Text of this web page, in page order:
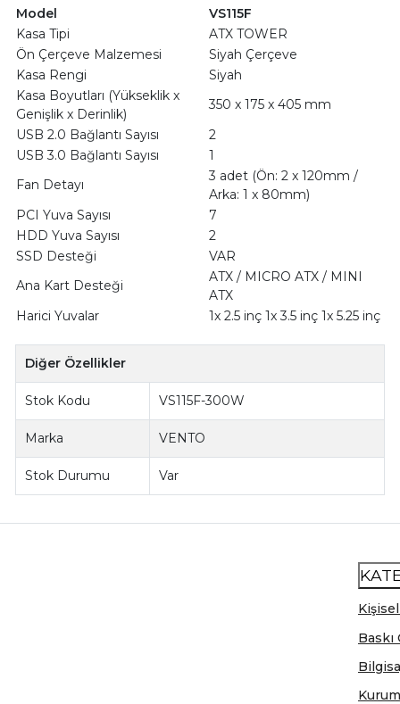
Model
VS115F
Kasa Tipi
ATX TOWER
Ön Çerçeve Malzemesi
Siyah Çerçeve
Kasa Rengi
Siyah
Kasa Boyutları (Yükseklik x
Genişlik x Derinlik)
350 x 175 x 405 mm
USB 2.0 Bağlantı Sayısı
2
USB 3.0 Bağlantı Sayısı
1
Fan Detayı
3 adet (Ön: 2 x 120mm /
Arka: 1 x 80mm)
PCI Yuva Sayısı
7
HDD Yuva Sayısı
2
SSD Desteği
VAR
Ana Kart Desteği
ATX / MICRO ATX / MINI
ATX
Harici Yuvalar
1x 2.5 inç 1x 3.5 inç 1x 5.25 inç
Diğer Özellikler
Stok Kodu VS115F-300W
Marka VENTO
Stok Durumu Var